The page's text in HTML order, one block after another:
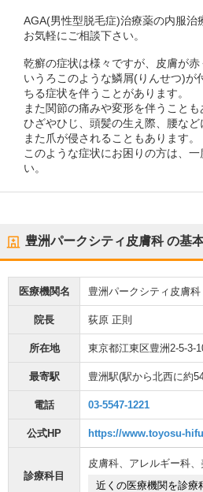
AGA(男性型脱毛症)治療薬の内服治
お気軽にご相談下さい。
乾癬の症状は様々ですが、皮膚が
いうろこのような鱗屑(りんせつ)が
ちる症状を伴うことがあります。
また関節の痛みや変形を伴うことも
ひざやひじ、頭髪の生え際、腰など
また爪が侵されることもあります。
このような症状にお困りの方は、
い。
豊洲パークシティ皮膚科の基
医療機関名 豊洲パークシティ皮膚科
院長 荻原 正則
所在地 東京都江東区豊洲2-5-3-
最寄駅 豊洲駅(駅から北西に約
電話 03-5547-1221
公式HP https://www.toyosu-
診療科目
皮膚科、 アレルギー科、
近くの医療機関を診療